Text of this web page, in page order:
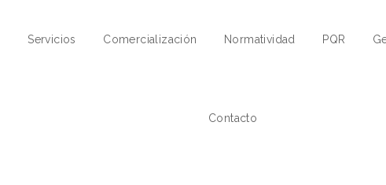
Servicios Comercialización Normatividad PQR
Contacto